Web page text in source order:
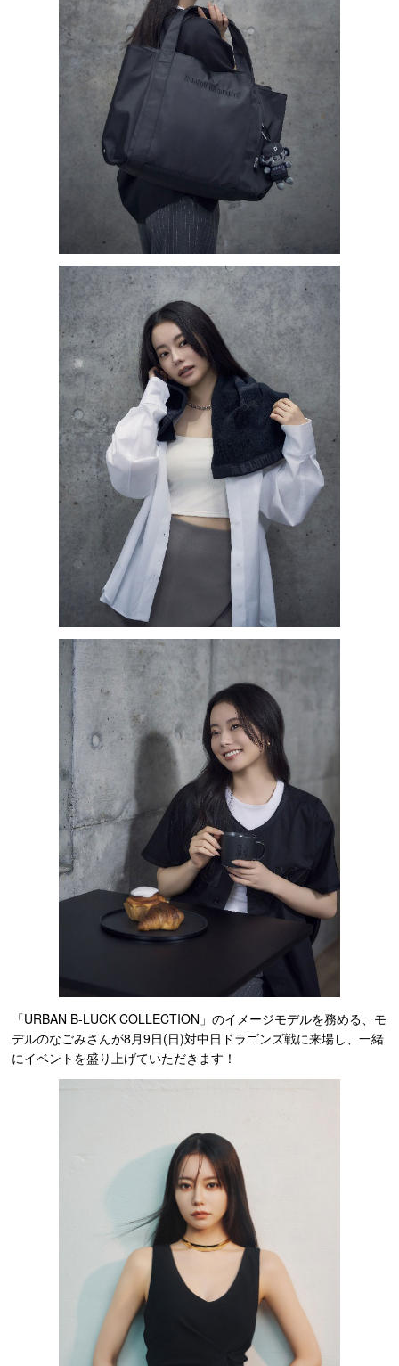
「URBAN B-LUCK COLLECTION」のイメージモデルを務める、モ
デルのなごみさんが8月9日(日)対中日ドラゴンズ戦に来場し、一緒
にイベントを盛り上げていただきます！